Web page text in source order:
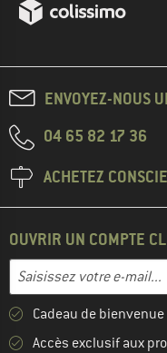
ENVOYEZ-NOUS
04 65 82 17 36
ACHETEZ
OUVRIR UN COMPTE
Adresse e-mail
Entrez votre adresse e-
Cadeau de
Accès exclusif aux